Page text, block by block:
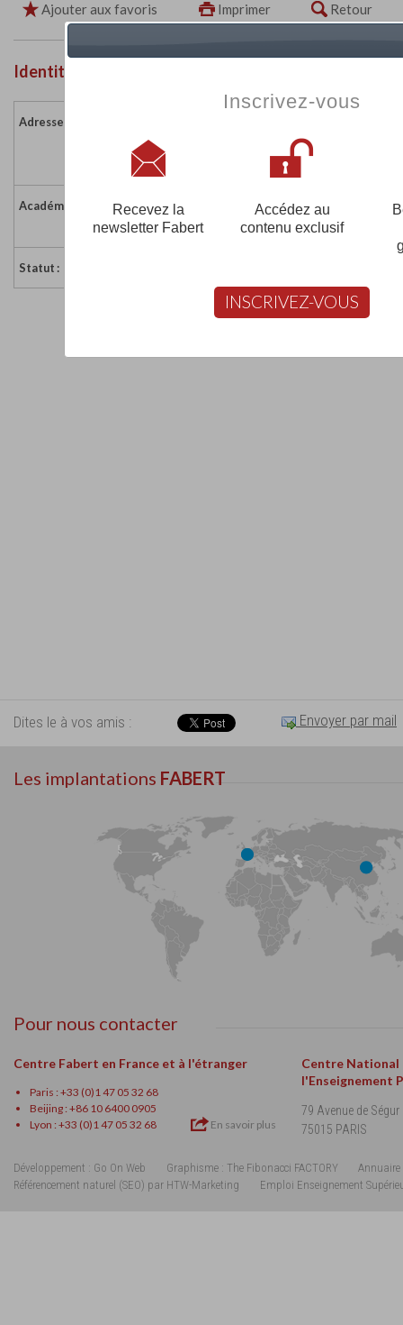
Ajouter aux favoris Imprimer Retour
Identité de l'établissement
Adresse :
98818 KOUAOUA
Nouvelle-Calédonie
Académie :
Académie de la Nouvelle Calédonie
Académie de la Nouvelle Calédonie sur www.ac-
Statut :
Dites le à vos amis : Envoyer par mail
Les implantations FABERT
Pour nous contacter
Centre Fabert en France et à l'étranger
Paris : +33 (0)1 47 05 32 68
Beijing : +86 10 6400 0905
Lyon : +33 (0)1 47 05 32 68
En savoir plus
Centre National
l'Enseignement
79 Avenue de Ségur
75015 PARIS
Développement : Go On Web Graphisme : The Fibonacci FACTORY
Annuaire
Référencement naturel (SEO) par HTW-Marketing
Emploi Enseignement
Inscrivez-vous
Recevez la
newsletter Fabert
Accédez au
contenu exclusif
INSCRIVEZ-VOUS